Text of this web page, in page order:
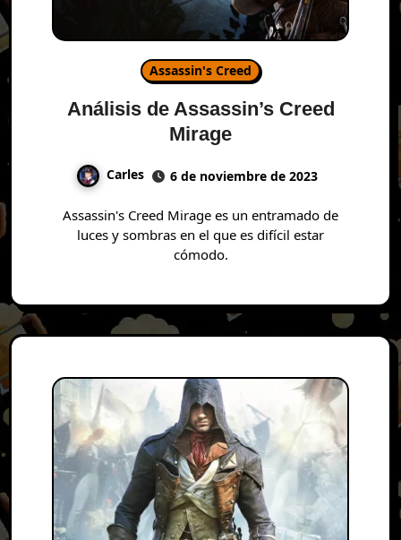
Assassin's Creed
Análisis de Assassin’s Creed
Mirage
Carles 6 de noviembre de 2023
Assassin's Creed Mirage es un entramado de
luces y sombras en el que es difícil estar
cómodo.